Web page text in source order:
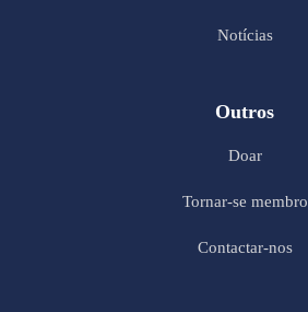
Notícias
Outros
Doar
Tornar-se membro
Contactar-nos